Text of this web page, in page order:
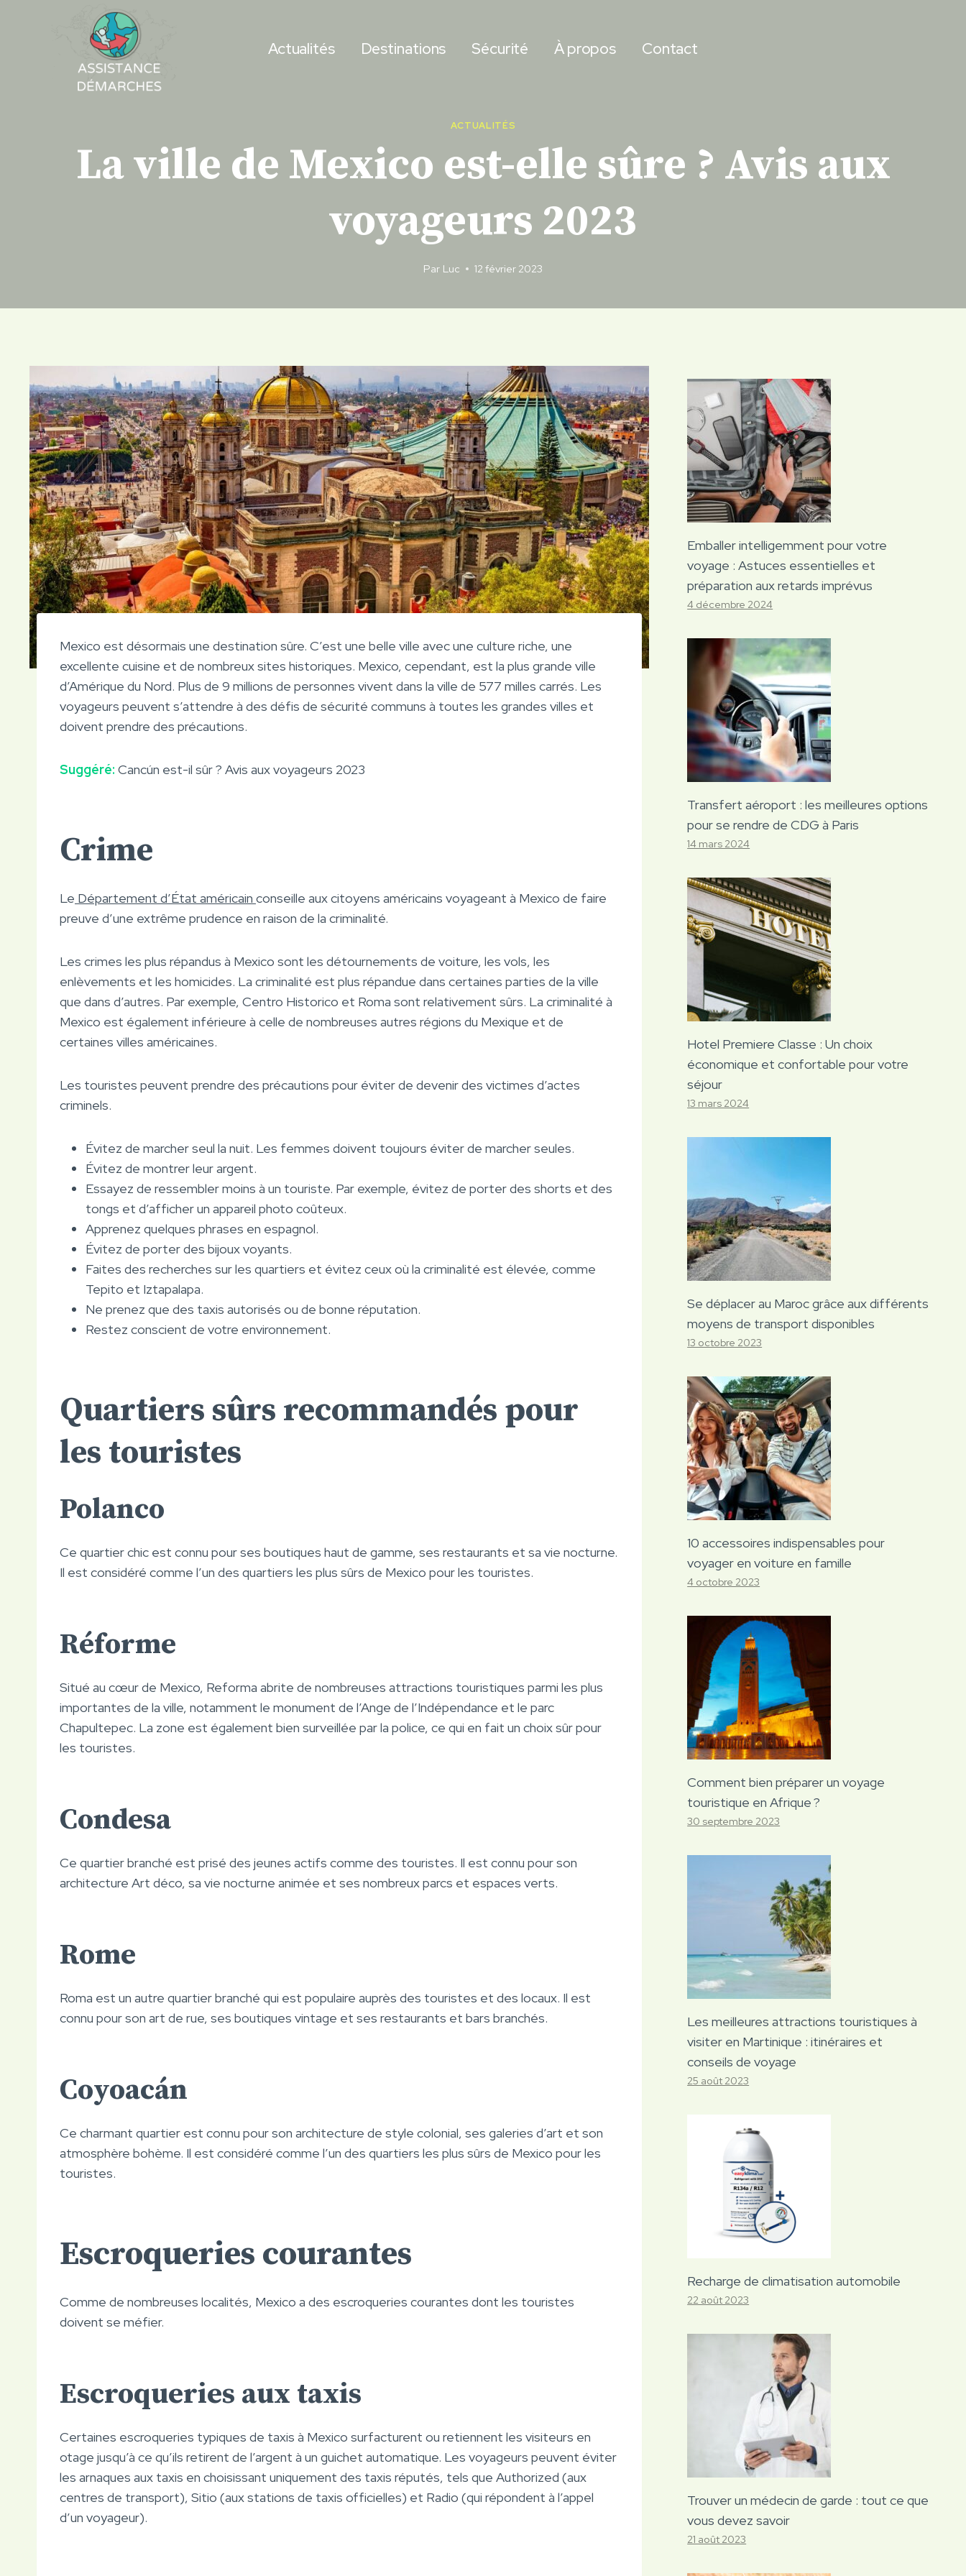
Actualités Destinations Sécurité À propos Contact
ACTUALITÉS
La ville de Mexico est-elle sûre ? Avis aux
voyageurs 2023
Par Luc 12 février 2023
Mexico est désormais une destination sûre. C’est une belle ville avec une culture riche, une
excellente cuisine et de nombreux sites historiques. Mexico, cependant, est la plus grande ville
d’Amérique du Nord. Plus de 9 millions de personnes vivent dans la ville de 577 milles carrés. Les
voyageurs peuvent s’attendre à des défis de sécurité communs à toutes les grandes villes et
doivent prendre des précautions.
Suggéré: Cancún est-il sûr ? Avis aux voyageurs 2023
Crime
Le Département d’État américain conseille aux citoyens américains voyageant à Mexico de faire
preuve d’une extrême prudence en raison de la criminalité.
Les crimes les plus répandus à Mexico sont les détournements de voiture, les vols, les
enlèvements et les homicides. La criminalité est plus répandue dans certaines parties de la ville
que dans d’autres. Par exemple, Centro Historico et Roma sont relativement sûrs. La criminalité à
Mexico est également inférieure à celle de nombreuses autres régions du Mexique et de
certaines villes américaines.
Les touristes peuvent prendre des précautions pour éviter de devenir des victimes d’actes
criminels.
Évitez de marcher seul la nuit. Les femmes doivent toujours éviter de marcher seules.
Évitez de montrer leur argent.
Essayez de ressembler moins à un touriste. Par exemple, évitez de porter des shorts et des
tongs et d’afficher un appareil photo coûteux.
Apprenez quelques phrases en espagnol.
Évitez de porter des bijoux voyants.
Faites des recherches sur les quartiers et évitez ceux où la criminalité est élevée, comme
Tepito et Iztapalapa.
Ne prenez que des taxis autorisés ou de bonne réputation.
Restez conscient de votre environnement.
Quartiers sûrs recommandés pour
les touristes
Polanco
Ce quartier chic est connu pour ses boutiques haut de gamme, ses restaurants et sa vie nocturne.
Il est considéré comme l’un des quartiers les plus sûrs de Mexico pour les touristes.
Réforme
Situé au cœur de Mexico, Reforma abrite de nombreuses attractions touristiques parmi les plus
importantes de la ville, notamment le monument de l’Ange de l’Indépendance et le parc
Chapultepec. La zone est également bien surveillée par la police, ce qui en fait un choix sûr pour
les touristes.
Condesa
Ce quartier branché est prisé des jeunes actifs comme des touristes. Il est connu pour son
architecture Art déco, sa vie nocturne animée et ses nombreux parcs et espaces verts.
Rome
Roma est un autre quartier branché qui est populaire auprès des touristes et des locaux. Il est
connu pour son art de rue, ses boutiques vintage et ses restaurants et bars branchés.
Coyoacán
Ce charmant quartier est connu pour son architecture de style colonial, ses galeries d’art et son
atmosphère bohème. Il est considéré comme l’un des quartiers les plus sûrs de Mexico pour les
touristes.
Escroqueries courantes
Comme de nombreuses localités, Mexico a des escroqueries courantes dont les touristes
doivent se méfier.
Escroqueries aux taxis
Certaines escroqueries typiques de taxis à Mexico surfacturent ou retiennent les visiteurs en
otage jusqu’à ce qu’ils retirent de l’argent à un guichet automatique. Les voyageurs peuvent éviter
les arnaques aux taxis en choisissant uniquement des taxis réputés, tels que Authorized (aux
centres de transport), Sitio (aux stations de taxis officielles) et Radio (qui répondent à l’appel
d’un voyageur).
Emballer intelligemment pour votre
voyage : Astuces essentielles et
préparation aux retards imprévus
4 décembre 2024
Transfert aéroport : les meilleures options
pour se rendre de CDG à Paris
14 mars 2024
Hotel Premiere Classe : Un choix
économique et confortable pour votre
séjour
13 mars 2024
Se déplacer au Maroc grâce aux différents
moyens de transport disponibles
13 octobre 2023
10 accessoires indispensables pour
voyager en voiture en famille
4 octobre 2023
Comment bien préparer un voyage
touristique en Afrique ?
30 septembre 2023
Les meilleures attractions touristiques à
visiter en Martinique : itinéraires et
conseils de voyage
25 août 2023
Recharge de climatisation automobile
22 août 2023
Trouver un médecin de garde : tout ce que
vous devez savoir
21 août 2023